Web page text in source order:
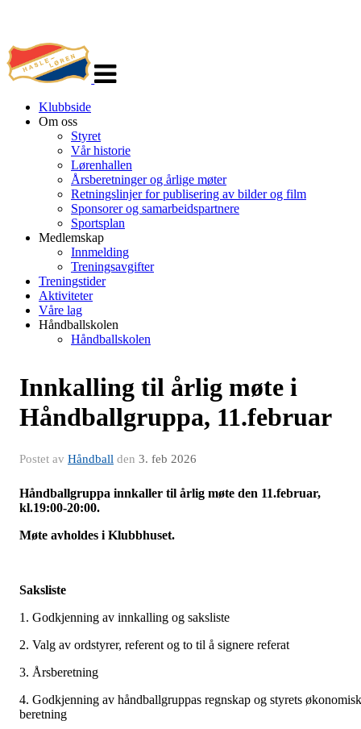
navigasjon
Klubbside
Om oss
Styret
Vår historie
Lørenhallen
Årsberetninger og årlige møter
Retningslinjer for publisering av bilder og film
Sponsorer og samarbeidspartnere
Sportsplan
Medlemskap
Innmelding
Treningsavgifter
Treningstider
Aktiviteter
Våre lag
Håndballskolen
Håndballskolen
Innkalling til årlig møte i
Håndballgruppa, 11.februar
Postet av Håndball den 3. feb 2026
Håndballgruppa innkaller til årlig møte den 11.februar,
kl.19:00-20:00.
Møte avholdes i Klubbhuset.
Saksliste
1. Godkjenning av innkalling og saksliste
2. Valg av ordstyrer, referent og to til å signere referat
3. Årsberetning
4. Godkjenning av håndballgruppas regnskap og styrets
beretning